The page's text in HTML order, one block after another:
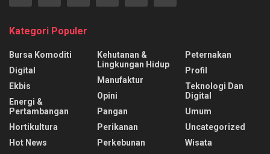
Kategori Populer
Bursa Komoditi
Digital
Ekbis
Energi &
Pertambangan
Hortikultura
Hot News
Kehutanan &
Lingkungan Hidup
Manufaktur
Opini
Pangan
Perikanan
Perkebunan
Peternakan
Profil
Teknologi Dan
Digital
Umum
Uncategorized
Wisata